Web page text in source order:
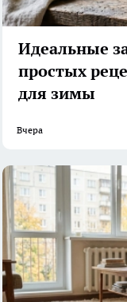
Идеальные
простых
для зимы
Вчера